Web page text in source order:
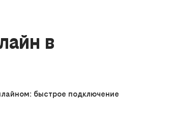
в
быстрое подключение